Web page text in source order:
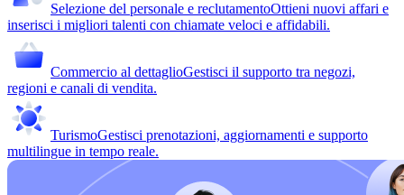
Selezione del personale e reclutamentoOttieni nuovi affari e
inserisci i migliori talenti con chiamate veloci e affidabili.
Commercio al dettaglioGestisci il supporto tra negozi,
regioni e canali di vendita.
TurismoGestisci prenotazioni, aggiornamenti e supporto
multilingue in tempo reale.